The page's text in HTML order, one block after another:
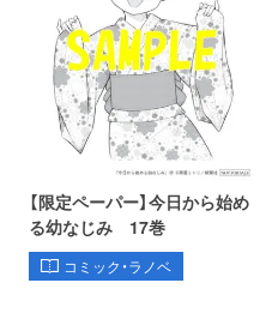
【限定ペーパー】今日から始め
る幼なじみ 17巻
コミック・ラノベ